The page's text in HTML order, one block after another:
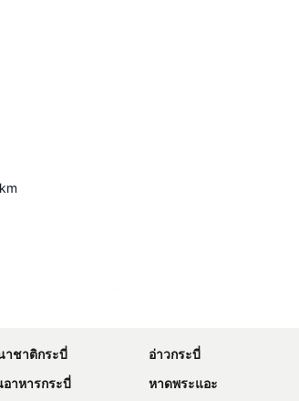
km
ชาติกระบี่
อ่าวกระบี่
อาหารกระบี่
หาดพระแอะ